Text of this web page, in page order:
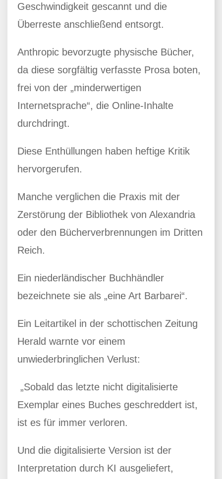
Geschwindigkeit gescannt und die
Überreste anschließend entsorgt.
Anthropic bevorzugte physische Bücher,
da diese sorgfältig verfasste Prosa boten,
frei von der „minderwertigen
Internetsprache“, die Online-Inhalte
durchdringt.
Diese Enthüllungen haben heftige Kritik
hervorgerufen.
Manche verglichen die Praxis mit der
Zerstörung der Bibliothek von Alexandria
oder den Bücherverbrennungen im Dritten
Reich.
Ein niederländischer Buchhändler
bezeichnete sie als „eine Art Barbarei“.
Ein Leitartikel in der schottischen Zeitung
Herald warnte vor einem
unwiederbringlichen Verlust:
„Sobald das letzte nicht digitalisierte
Exemplar eines Buches geschreddert ist,
ist es für immer verloren.
Und die digitalisierte Version ist der
Interpretation durch KI ausgeliefert,